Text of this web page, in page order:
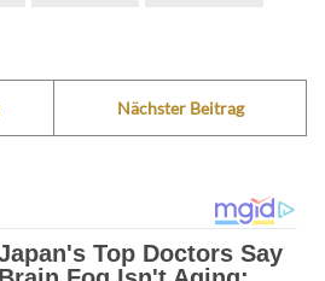
Nächster Beitrag